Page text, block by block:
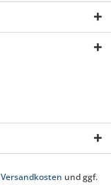
Versandkosten und ggf.